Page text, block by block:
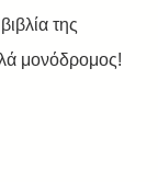
της
μονόδρομος!